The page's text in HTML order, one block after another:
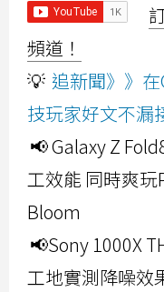
頻道！
💡 追新聞》》
技玩家好文不漏
📢 Galaxy Z
工效能 同時爽
Bloom
📢Sony 1000X
工地實測降噪效